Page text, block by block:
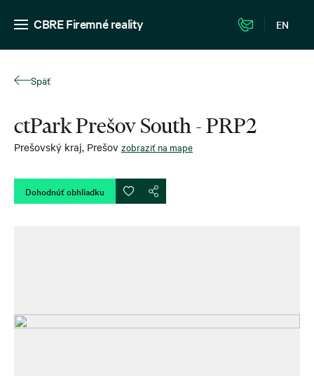
CBRE Firemné reality EN
Späť
ctPark Prešov South - PRP2
Prešovský kraj, Prešov zobraziť na mape
Dohodnúť obhliadku